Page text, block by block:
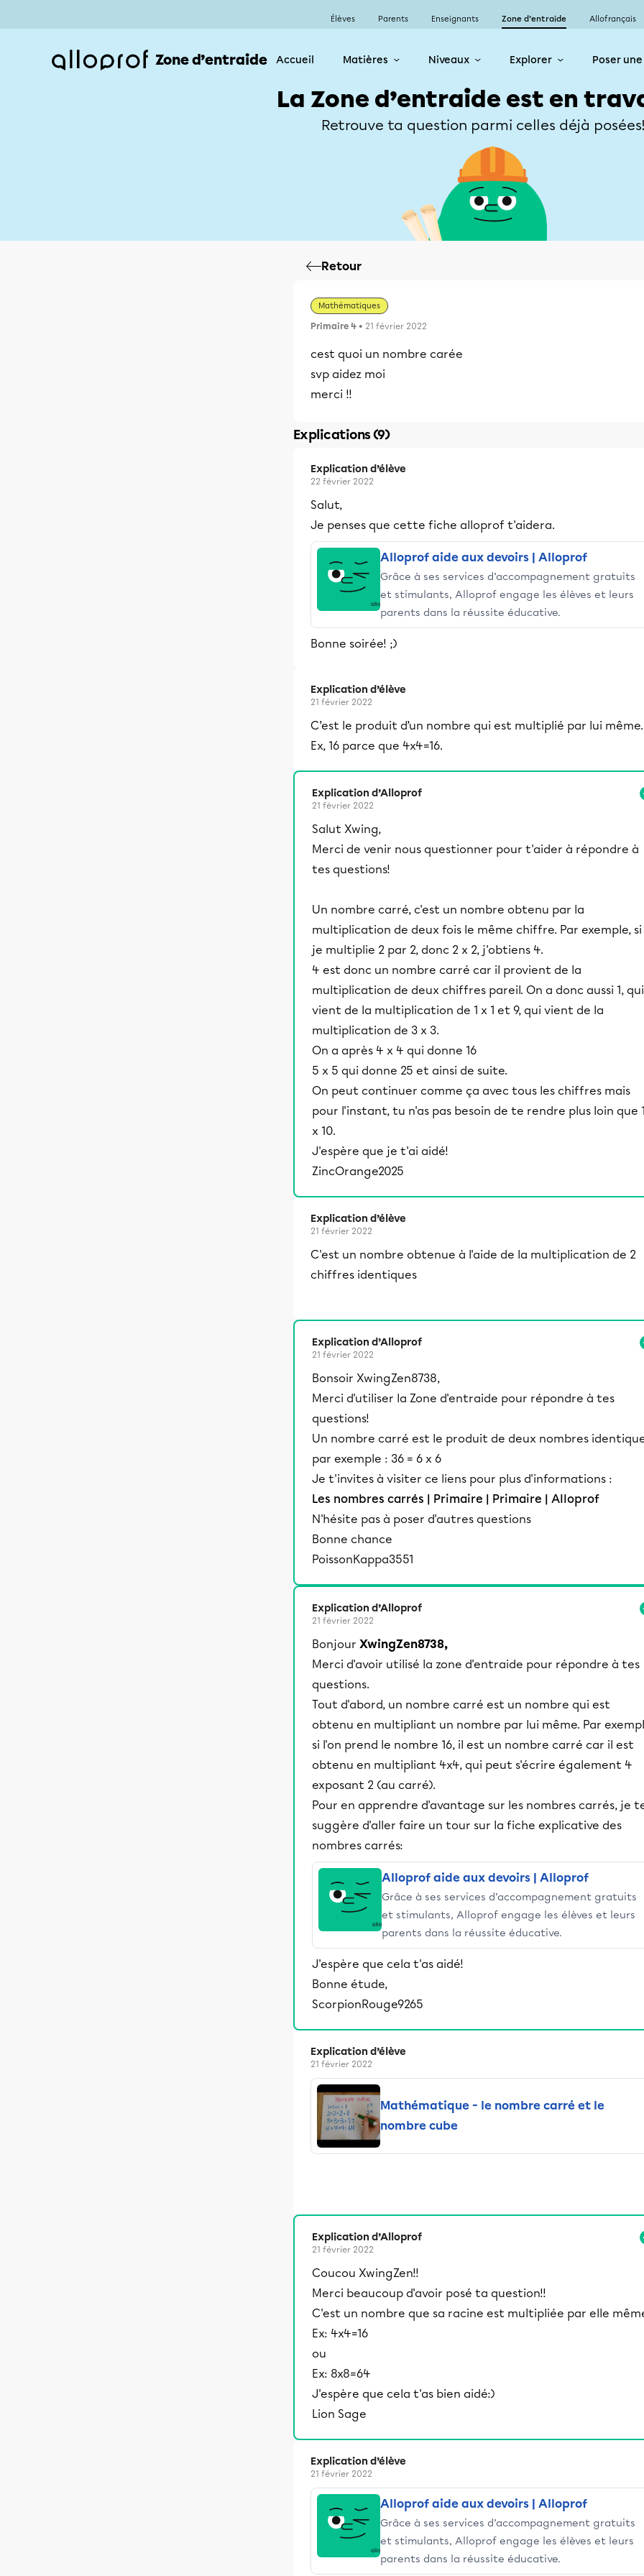
Élèves Parents Enseignants Zone d’entraide Allofrançais
Zone d’entraide Accueil Matières Niveaux Explorer Poser
La Zone d’entraide est en
Retrouve ta question parmi celles déjà
Retour
Mathématiques
Primaire 4 • 21 février 2022
cest quoi un nombre carée
svp aidez moi
merci !!
Explications (9)
Explication d’élève
22 février 2022
Salut,
Je penses que cette fiche alloprof t'aidera.
Alloprof aide aux devoirs | Alloprof
Grâce à ses services d’accompagnement gratuits
et stimulants, Alloprof engage les élèves et leurs
parents dans la réussite éducative.
Bonne soirée! ;)
Explication d’élève
21 février 2022
C’est le produit d’un nombre qui est multiplié par lui même.
Ex, 16 parce que 4x4=16.
Explication d’Alloprof
21 février 2022
Salut Xwing,
Merci de venir nous questionner pour t'aider à répondre à
tes questions!
Un nombre carré, c'est un nombre obtenu par la
multiplication de deux fois le même chiffre. Par exemple, si
je multiplie 2 par 2, donc 2 x 2, j'obtiens 4.
4 est donc un nombre carré car il provient de la
multiplication de deux chiffres pareil. On a donc aussi 1, qui
vient de la multiplication de 1 x 1 et 9, qui vient de la
multiplication de 3 x 3.
On a après 4 x 4 qui donne 16
5 x 5 qui donne 25 et ainsi de suite.
On peut continuer comme ça avec tous les chiffres mais
pour l'instant, tu n'as pas besoin de te rendre plus loin que
x 10.
J'espère que je t'ai aidé!
ZincOrange2025
Explication d’élève
21 février 2022
C'est un nombre obtenue à l'aide de la multiplication de 2
chiffres identiques
Explication d’Alloprof
21 février 2022
Bonsoir XwingZen8738,
Merci d'utiliser la Zone d'entraide pour répondre à tes
questions!
Un nombre carré est le produit de deux nombres
par exemple : 36 = 6 x 6
Je t'invites à visiter ce liens pour plus d'informations :
Les nombres carrés | Primaire | Primaire | Alloprof
N'hésite pas à poser d'autres questions
Bonne chance
PoissonKappa3551
Explication d’Alloprof
21 février 2022
Bonjour XwingZen8738,
Merci d'avoir utilisé la zone d'entraide pour répondre à tes
questions.
Tout d'abord, un nombre carré est un nombre qui est
obtenu en multipliant un nombre par lui même. Par
si l'on prend le nombre 16, il est un nombre carré car il est
obtenu en multipliant 4x4, qui peut s'écrire également 4
exposant 2 (au carré).
Pour en apprendre d'avantage sur les nombres carrés, je
suggère d'aller faire un tour sur la fiche explicative des
nombres carrés:
Alloprof aide aux devoirs | Alloprof
Grâce à ses services d’accompagnement gratuits
et stimulants, Alloprof engage les élèves et leurs
parents dans la réussite éducative.
J'espère que cela t'as aidé!
Bonne étude,
ScorpionRouge9265
Explication d’élève
21 février 2022
Mathématique - le nombre carré et le
nombre cube
Explication d’Alloprof
21 février 2022
Coucou XwingZen!!
Merci beaucoup d'avoir posé ta question!!
C'est un nombre que sa racine est multipliée par elle
Ex: 4x4=16
ou
Ex: 8x8=64
J'espère que cela t'as bien aidé:)
Lion Sage
Explication d’élève
21 février 2022
Alloprof aide aux devoirs | Alloprof
Grâce à ses services d’accompagnement gratuits
et stimulants, Alloprof engage les élèves et leurs
parents dans la réussite éducative.